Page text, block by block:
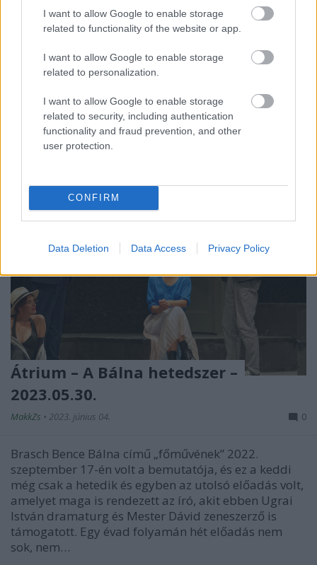
I want to allow Google to enable storage
related to functionality of the website or app.
I want to allow Google to enable storage
related to personalization.
I want to allow Google to enable storage
related to security, including authentication
functionality and fraud prevention, and other
user protection.
CONFIRM
Data Deletion Data Access Privacy Policy
Nagyon ritkán mentem ennyi kétség között
fejfájással, zuhogó esőben törött esernyővel. De
bíztam a színészekben, a darabban és Valló Péter
majd kiránt az előadás a gödörből. Ha nem ez
történt volna,…
Átrium – A Bálna hetedszer –
2023.05.30.
MakkZs • 2023. június 04. 0
Brasch Bence Bálna című „főművének” 2022.
szeptember 17-én volt a bemutatója, és ez a keddi
még csak a hetedik és egyben az utolsó előadás volt,
amelyet maga is rendezett az író, akit ebben Ugrai
István dramaturg és Mester Dávid zeneszerző is
támogatott. Egy évad folyamán hét előadás nem
sok, nem…